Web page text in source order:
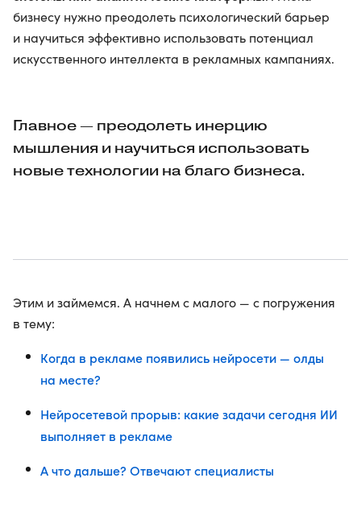
бизнесу нужно преодолеть психологический барьер
и научиться эффективно использовать потенциал
искусственного интеллекта в рекламных кампаниях.
Главное — преодолеть инерцию
мышления и научиться использовать
новые технологии на благо бизнеса.
Этим и займемся. А начнем с малого — с погружения
в тему:
Когда в рекламе появились нейросети — олды
на месте?
Нейросетевой прорыв: какие задачи сегодня ИИ
выполняет в рекламе
А что дальше? Отвечают специалисты